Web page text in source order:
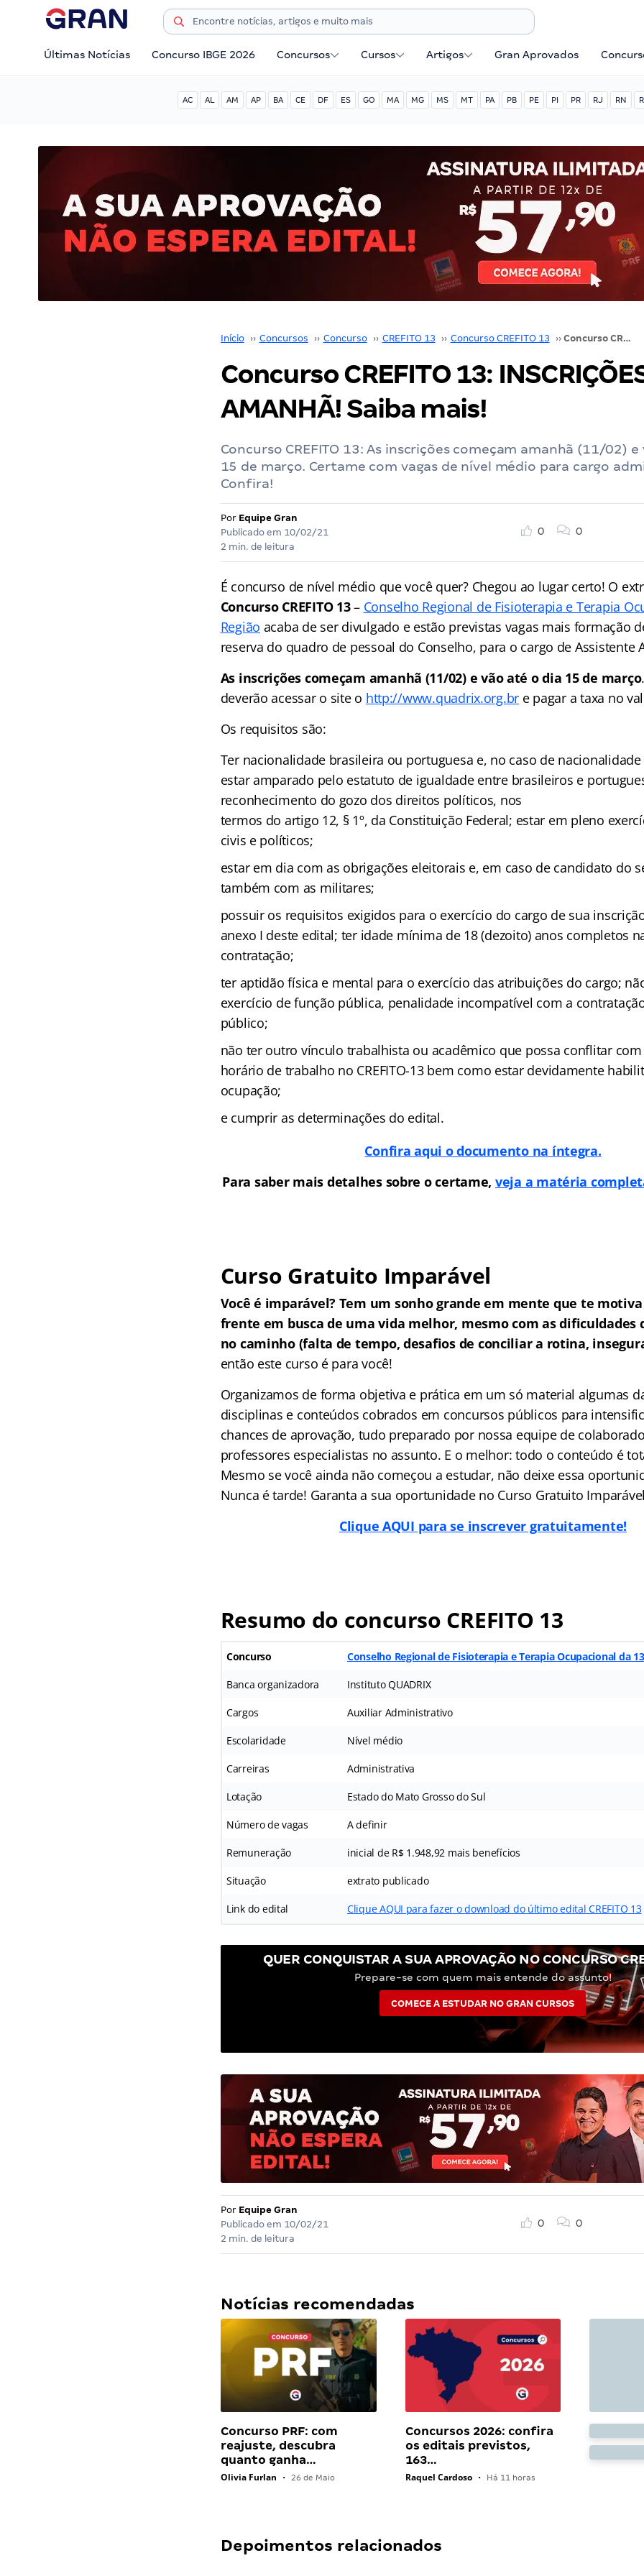
Últimas Notícias Concurso IBGE 2026 Concursos Cursos Artigos Gran Aprovados
AC AL AM AP BA CE DF ES GO MA MG MS MT PA PB PE PI PR RJ RN
Início ›› Concursos ›› Concurso ›› CREFITO 13 ›› Concurso CREFITO 13 ›› Concurso CREFITO 13: INSCRIÇÕES AMANHÃ! Saiba mais!
Concurso CREFITO 13:
AMANHÃ! Saiba mais!
Concurso CREFITO 13: As inscrições começam amanhã (11/02)
15 de março. Certame com vagas de nível médio para cargo
Confira!
Por Equipe Gran
Publicado em 10/02/21
2 min. de leitura
0 0
É concurso de nível médio que você quer? Chegou ao lugar certo! O
Concurso CREFITO 13– Conselho Regional de Fisioterapia e Terapia
Região acaba de ser divulgado e estão previstas vagas mais formação
reserva do quadro de pessoal do Conselho, para o cargo de Assistente
As inscrições começam amanhã (11/02) e vão até o dia 15 de março
deverão acessar o site o http://www.quadrix.org.br e pagar a taxa no
Os requisitos são:
Ter nacionalidade brasileira ou portuguesa e, no caso de
estar amparado pelo estatuto de igualdade entre brasileiros e
reconhecimento do gozo dos direitos políticos, nos
termos do artigo 12, § 1º, da Constituição Federal; estar em pleno
civis e políticos;
estar em dia com as obrigações eleitorais e, em caso de candidato do
também com as militares;
possuir os requisitos exigidos para o exercício do cargo de sua
anexo I deste edital; ter idade mínima de 18 (dezoito) anos completos
contratação;
ter aptidão física e mental para o exercício das atribuições do cargo;
exercício de função pública, penalidade incompatível com a
público;
não ter outro vínculo trabalhista ou acadêmico que possa conflitar
horário de trabalho no CREFITO-13 bem como estar devidamente
ocupação;
e cumprir as determinações do edital.
Confira aqui o documento na íntegra.
Para saber mais detalhes sobre o certame, veja a matéria
Curso Gratuito Imparável
Você é imparável? Tem um sonho grande em mente que te
frente em busca de uma vida melhor, mesmo com as dificuldades
no caminho (falta de tempo, desafios de conciliar a rotina,
então este curso é para você!
Organizamos de forma objetiva e prática em um só material algumas
disciplinas e conteúdos cobrados em concursos públicos para
chances de aprovação, tudo preparado por nossa equipe de
professores especialistas no assunto. E o melhor: todo o conteúdo é
Mesmo se você ainda não começou a estudar, não deixe essa
Nunca é tarde! Garanta a sua oportunidade no Curso Gratuito
Clique AQUI para se inscrever gratuitamente!
Resumo do concurso CREFITO 13
Concurso Conselho Regional de Fisioterapia e Terapia Ocupacional da
Banca organizadora Instituto QUADRIX
Cargos Auxiliar Administrativo
Escolaridade Nível médio
Carreiras Administrativa
Lotação Estado do Mato Grosso do Sul
Número de vagas A definir
Remuneração inicial de R$ 1.948,92 mais benefícios
Situação extrato publicado
Link do edital Clique AQUI para fazer o download do último edital CREFITO 13
QUER CONQUISTAR A SUA APROVAÇÃO NO CONCURSO
Prepare-se com quem mais entende do assunto!
COMECE A ESTUDAR NO GRAN CURSOS
Por Equipe Gran
Publicado em 10/02/21
2 min. de leitura
0 0
Notícias recomendadas
Concurso PRF: com
reajuste, descubra
quanto ganha…
Olivia Furlan • 26 de Maio
Concursos 2026: confira
os editais previstos,
163…
Raquel Cardoso • Há 11 horas
Depoimentos relacionados